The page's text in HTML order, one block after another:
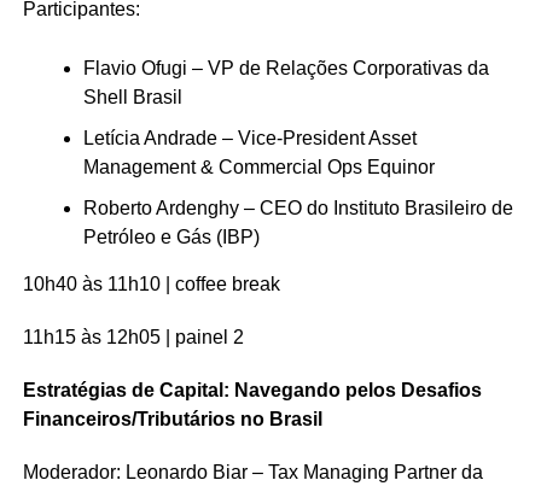
Participantes:
Flavio Ofugi – VP de Relações Corporativas da
Shell Brasil
Letícia Andrade – Vice-President Asset
Management & Commercial Ops Equinor
Roberto Ardenghy – CEO do Instituto Brasileiro de
Petróleo e Gás (IBP)
10h40 às 11h10 | coffee break
11h15 às 12h05 | painel 2
Estratégias de Capital: Navegando pelos Desafios
Financeiros/Tributários no Brasil
Moderador: Leonardo Biar – Tax Managing Partner da